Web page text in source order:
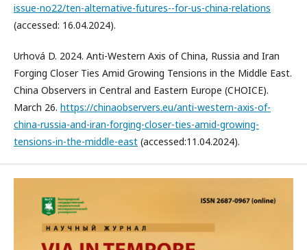
issue-no22/ten-alternative-futures--for-us-china-relations
(accessed: 16.04.2024).
Urhová D. 2024. Anti-Western Axis of China, Russia and Iran
Forging Closer Ties Amid Growing Tensions in the Middle East.
China Observers in Central and Eastern Europe (CHOICE).
March 26. https://chinaobservers.eu/anti-western-axis-of-
china-russia-and-iran-forging-closer-ties-amid-growing-
tensions-in-the-middle-east (accessed:11.04.2024).